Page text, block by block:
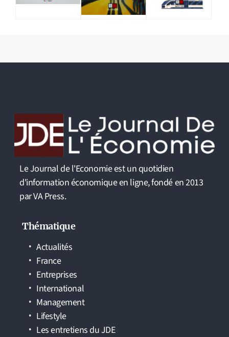
Le Journal de l'Economie est un quotidien
d'information économique en ligne, fondé en 2013
par VA Press.
Thématique
Actualités
France
Entreprises
International
Management
Lifestyle
Les entretiens du JDE